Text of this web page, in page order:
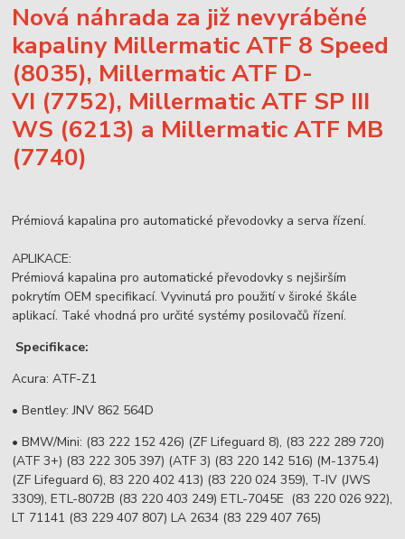
Nová náhrada za již nevyráběné
kapaliny Millermatic ATF 8 Speed
(8035), Millermatic ATF D-
VI (7752), Millermatic ATF SP III
WS (6213) a Millermatic ATF MB
(7740)
Prémiová kapalina pro automatické převodovky a serva řízení.
APLIKACE:
Prémiová kapalina pro automatické převodovky s nejširším
pokrytím OEM specifikací. Vyvinutá pro použití v široké škále
aplikací. Také vhodná pro určité systémy posilovačů řízení.
Specifikace:
Acura: ATF-Z1
• Bentley: JNV 862 564D
• BMW/Mini: (83 222 152 426) (ZF Lifeguard 8), (83 222 289 720)
(ATF 3+) (83 222 305 397) (ATF 3) (83 220 142 516) (M-1375.4)
(ZF Lifeguard 6), 83 220 402 413) (83 220 024 359), T-IV (JWS
3309), ETL-8072B (83 220 403 249) ETL-7045E (83 220 026 922),
LT 71141 (83 229 407 807) LA 2634 (83 229 407 765)